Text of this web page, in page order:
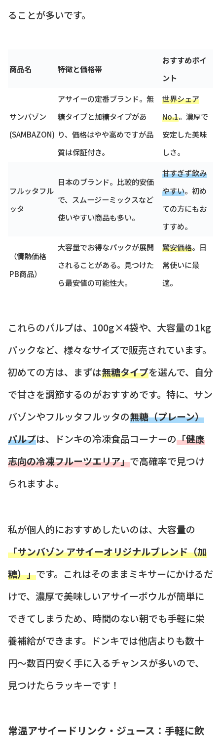
ることが多いです。
商品名 特徴と価格帯
おすすめポイ
ント
サンバゾン
(SAMBAZON)
アサイーの定番ブランド。無
糖タイプと加糖タイプがあ
り、価格はやや高めですが品
質は保証付き。
世界シェア
No.1。濃厚で
安定した美味
しさ。
フルッタフル
ッタ
日本のブランド。比較的安価
で、スムージーミックスなど
使いやすい商品も多い。
甘すぎず飲み
やすい。初め
ての方にもお
すすめ。
（情熱価格
PB商品）
大容量でお得なパックが展開
されることがある。見つけた
ら最安値の可能性大。
驚安価格。日
常使いに最
適。
これらのパルプは、100g×4袋や、大容量の1kg
パックなど、様々なサイズで販売されています。
初めての方は、まずは無糖タイプを選んで、自分
で甘さを調節するのがおすすめです。特に、サン
バゾンやフルッタフルッタの無糖（プレーン）
パルプは、ドンキの冷凍食品コーナーの「健康
志向の冷凍フルーツエリア」で高確率で見つけ
られますよ。
私が個人的におすすめしたいのは、大容量の
「サンバゾン アサイーオリジナルブレンド（加
糖）」です。これはそのままミキサーにかけるだ
けで、濃厚で美味しいアサイーボウルが簡単に
できてしまうため、時間のない朝でも手軽に栄
養補給ができます。ドンキでは他店よりも数十
円〜数百円安く手に入るチャンスが多いので、
見つけたらラッキーです！
常温アサイードリンク・ジュース：手軽に飲